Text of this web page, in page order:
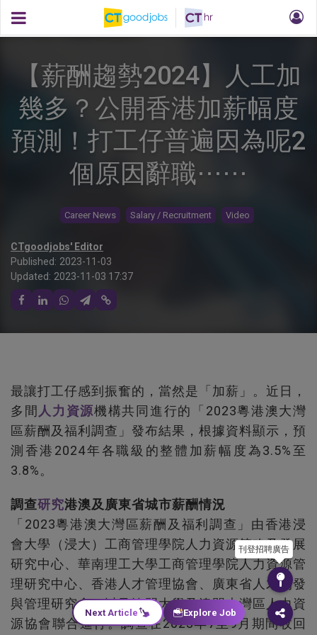
【薪酬趨勢2024】人工加
幾多？公開香港加薪幅度
預測！打工仔普遍因為呢2
個原因辭職⋯⋯
Career News Salary / Recruitment Video
CTgoodjobs' Editor
Published: 2023-11-03
Updated: 2023-11-03 17:37
最讓打工仔感到振奮的，當然是「加薪」。近日，
多間 人力資源機構共同進行的「2023粵港澳大灣
區薪酬及福利調查」發布結果，根據資料顯示，預
測香港2024年各職級的整體加薪幅度為3.5%至
3.8%。
調查研究港澳及廣東省城市薪酬情況
「2023粵港澳大灣區薪酬及福利調查」由香港浸
會大學（浸大）工商管理學院人力資源策略及發展
研究中心、華南理工大學工商管理學院人力資源管
理研究中心、香港人才管理協會、廣東省人才開發
與管理研究會、以及澳門大學及澳門大灣區人力資
源協會聯合進行。調查在2023年7至9月期間收回
刊登招聘廣告
Next Article Explore Job